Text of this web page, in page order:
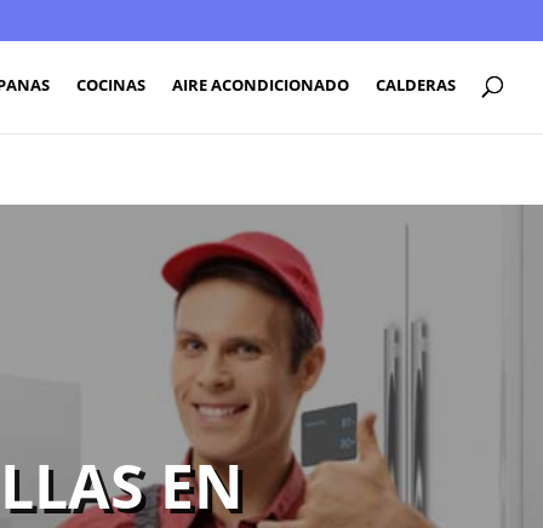
COCINAS AIRE ACONDICIONADO CALDERAS
EN